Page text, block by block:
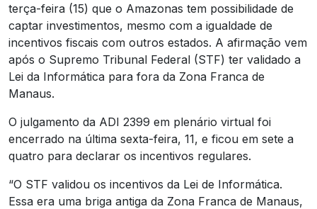
terça-feira (15) que o Amazonas tem possibilidade de
captar investimentos, mesmo com a igualdade de
incentivos fiscais com outros estados. A afirmação vem
após o Supremo Tribunal Federal (STF) ter validado a
Lei da Informática para fora da Zona Franca de
Manaus.
O julgamento da ADI 2399 em plenário virtual foi
encerrado na última sexta-feira, 11, e ficou em sete a
quatro para declarar os incentivos regulares.
“O STF validou os incentivos da Lei de Informática.
Essa era uma briga antiga da Zona Franca de Manaus,